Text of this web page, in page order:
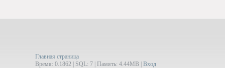
Главная страница
Время: 0.1862 | SQL: 7 | Память: 4.44MB Вход